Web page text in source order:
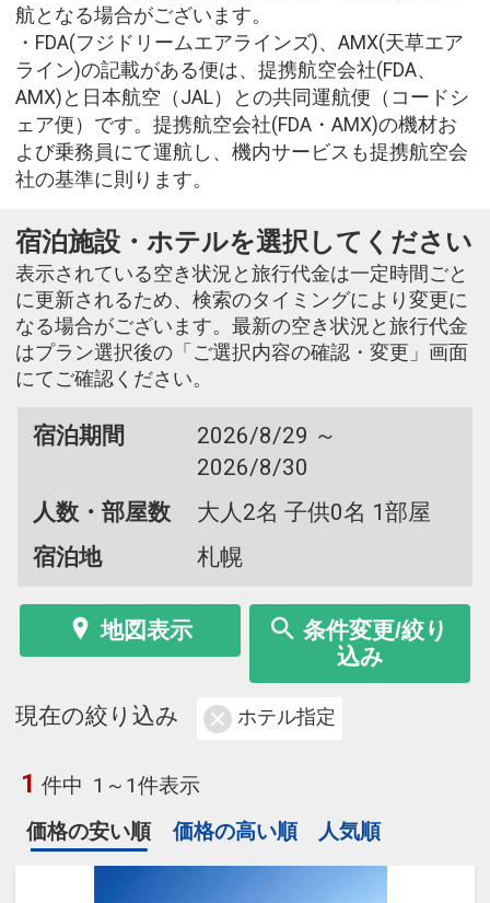
航となる場合がございます。
・FDA(フジドリームエアラインズ)、AMX(天草エア
ライン)の記載がある便は、提携航空会社(FDA、
AMX)と日本航空（JAL）との共同運航便（コードシ
ェア便）です。提携航空会社(FDA・AMX)の機材お
よび乗務員にて運航し、機内サービスも提携航空会
社の基準に則ります。
宿泊施設・ホテルを選択してください
表示されている空き状況と旅行代金は一定時間ごと
に更新されるため、検索のタイミングにより変更に
なる場合がございます。最新の空き状況と旅行代金
はプラン選択後の「ご選択内容の確認・変更」画面
にてご確認ください。
宿泊期間
2026/8/29 ～
2026/8/30
人数・部屋数
大人2名 子供0名 1部屋
宿泊地
札幌
地図表示
条件変更/絞り
込み
現在の絞り込み ホテル指定
1 件中 1～1件表示
価格の安い順
価格の高い順 人気順